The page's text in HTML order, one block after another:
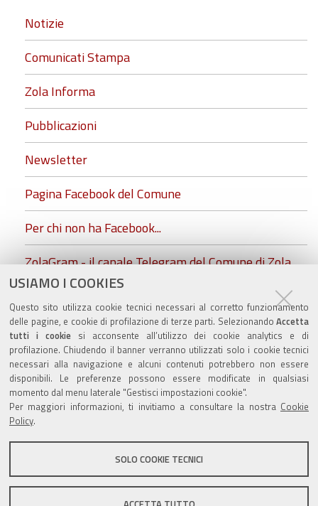
USIAMO I COOKIES
Questo sito utilizza cookie tecnici necessari al corretto funzionamento
delle pagine, e cookie di profilazione di terze parti. Selezionando Accetta
tutti i cookiesi acconsente all’utilizzo dei cookie analytics e di
profilazione. Chiudendo il banner verranno utilizzati solo i cookie tecnici
necessari alla navigazione e alcuni contenuti potrebbero non essere
disponibili. Le preferenze possono essere modificate in qualsiasi
momento dal menu laterale "Gestisci impostazioni cookie".
Per maggiori informazioni, ti invitiamo a consultare la nostra Cookie
Policy.
SOLO COOKIE TECNICI
Notizie
Comunicati Stampa
Zola Informa
Pubblicazioni
Newsletter
Pagina Facebook del Comune
Per chi non ha Facebook...
ZolaGram - il canale Telegram del Comune di Zola
Predosa
allegati e immagini
Valuta questo sito
Sito istituzionale Comune di Zola Predosa